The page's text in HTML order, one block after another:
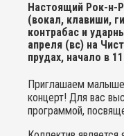
Настоящий Рок-н-
(вокал, клавиши,
контрабас и
апреля (вс) на
прудах, начало в
Приглашаем
концерт! Для вас
программой,